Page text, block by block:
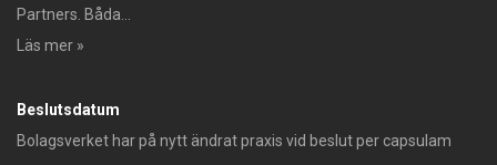
Partners. Båda...
Läs mer »
Beslutsdatum
Bolagsverket har på nytt ändrat praxis vid beslut per capsulam